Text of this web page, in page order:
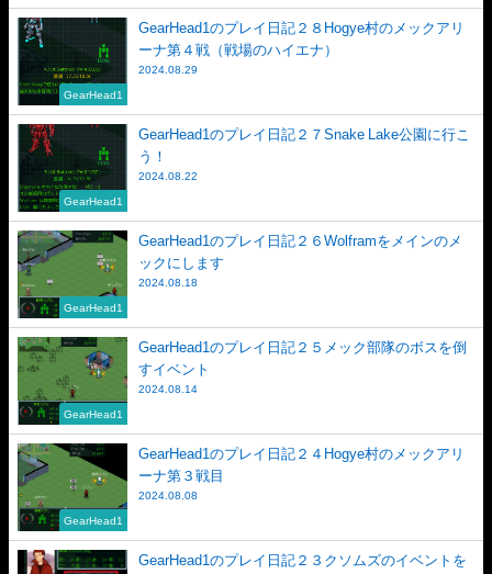
GearHead1
GearHead1のプレイ日記２８Hogye村のメックアリ
ーナ第４戦（戦場のハイエナ）
2024.08.29
GearHead1
GearHead1のプレイ日記２７Snake Lake公園に行こ
う！
2024.08.22
GearHead1
GearHead1のプレイ日記２６Wolframをメインのメ
ックにします
2024.08.18
GearHead1
GearHead1のプレイ日記２５メック部隊のボスを倒
すイベント
2024.08.14
GearHead1
GearHead1のプレイ日記２４Hogye村のメックアリ
ーナ第３戦目
2024.08.08
GearHead1のプレイ日記２３クソムズのイベントを